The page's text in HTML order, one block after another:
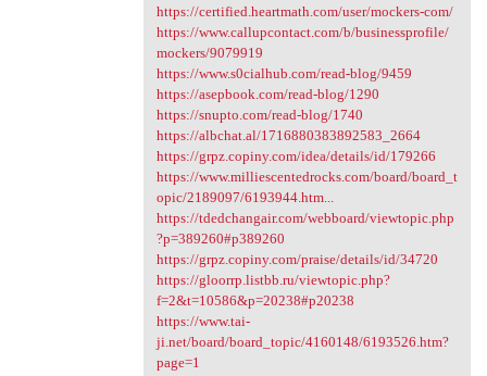
https://certified.heartmath.com/user/mockers-com/
https://www.callupcontact.com/b/businessprofile/
mockers/9079919
https://www.s0cialhub.com/read-blog/9459
https://asepbook.com/read-blog/1290
https://snupto.com/read-blog/1740
https://albchat.al/1716880383892583_2664
https://grpz.copiny.com/idea/details/id/179266
https://www.milliescentedrocks.com/board/board_t
opic/2189097/6193944.htm...
https://tdedchangair.com/webboard/viewtopic.php
?p=389260#p389260
https://grpz.copiny.com/praise/details/id/34720
https://gloorrp.listbb.ru/viewtopic.php?
f=2&t=10586&p=20238#p20238
https://www.tai-
ji.net/board/board_topic/4160148/6193526.htm?
page=1